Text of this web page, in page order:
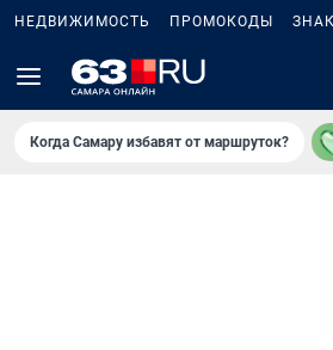
НЕДВИЖИМОСТЬ ПРОМОКОДЫ
Когда Самару избавят от маршруток?